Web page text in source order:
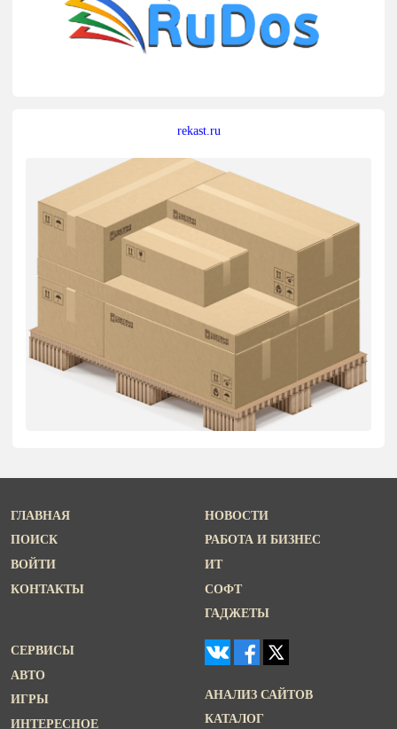
rekast.ru
ГЛАВНАЯ
ПОИСК
ВОЙТИ
КОНТАКТЫ
НОВОСТИ
РАБОТА И БИЗНЕС
ИТ
СОФТ
ГАДЖЕТЫ
СЕРВИСЫ
АВТО
ИГРЫ
ИНТЕРЕСНОЕ
АНАЛИЗ САЙТОВ
КАТАЛОГ